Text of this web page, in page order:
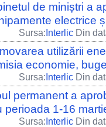
de miniștri a
electrice
Sursa: Interlic Din
utilizării
economie,
Sursa: Interlic Din
permanent a
perioada 1-16
Sursa: Interlic Din